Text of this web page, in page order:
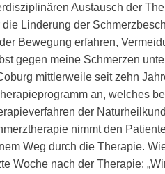
Austausch der
die Linderung der
Bewegung erfahren,
gegen meine Schmerzen
mittlerweile seit zehn
an, welches
der
nimmt den
Weg durch die Therapie.
Woche nach der Therapie: